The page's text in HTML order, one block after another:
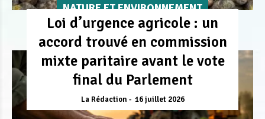
NATURE ET ENVIRONNEMENT
Loi d’urgence agricole : un
accord trouvé en commission
mixte paritaire avant le vote
final du Parlement
La Rédaction 16 juillet 2026